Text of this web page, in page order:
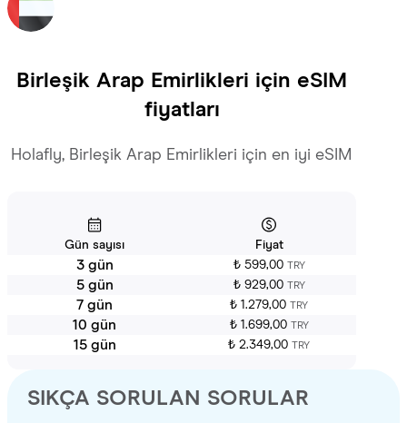
Birleşik Arap Emirlikleri için eSIM
fiyatları
Holafly, Birleşik Arap Emirlikleri için en iyi eSIM
Gün sayısı Fiyat
3 gün ₺ 599,00 TRY
5 gün ₺ 929,00 TRY
7 gün ₺ 1.279,00 TRY
10 gün ₺ 1.699,00 TRY
15 gün ₺ 2.349,00 TRY
SIKÇA SORULAN SORULAR